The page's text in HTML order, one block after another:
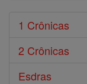
1 Crônicas
2 Crônicas
Esdras